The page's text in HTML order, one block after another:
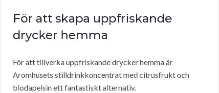
För att skapa uppfriskande
drycker hemma
För att tillverka uppfriskande drycker hemma är
Aromhusets stilldrinkkoncentrat med citrusfrukt och
blodapelsin ett fantastiskt alternativ.